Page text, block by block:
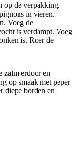
op de verpakking.
in vieren.
Voeg de
is verdampt. Voeg
is. Roer de
zalm erdoor en
op smaak met peper
diepe borden en